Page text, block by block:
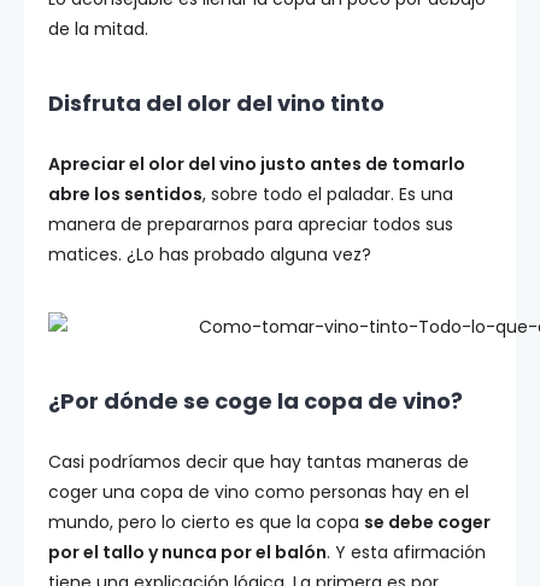
de la mitad.
Disfruta del olor del vino tinto
Apreciar el olor del vino justo antes de tomarlo
abre los sentidos, sobre todo el paladar. Es una
manera de prepararnos para apreciar todos sus
matices. ¿Lo has probado alguna vez?
¿Por dónde se coge la copa de vino?
Casi podríamos decir que hay tantas maneras de
coger una copa de vino como personas hay en el
mundo, pero lo cierto es que la copa se debe coger
por el tallo y nunca por el balón. Y esta afirmación